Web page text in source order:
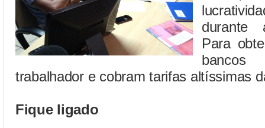
durante
Para
trabalhador e cobram tarifas altíssimas
Fique ligado